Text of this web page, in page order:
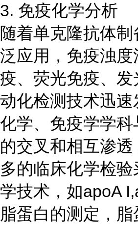
3. 免疫化学分析
随着单克隆抗体
泛应用，免疫浊度
疫、荧光免疫、发
动化检测技术迅
化学、免疫学学科
的交叉和相互渗
多的临床化学检
学技术，如apoA
脂蛋白的测定，脂